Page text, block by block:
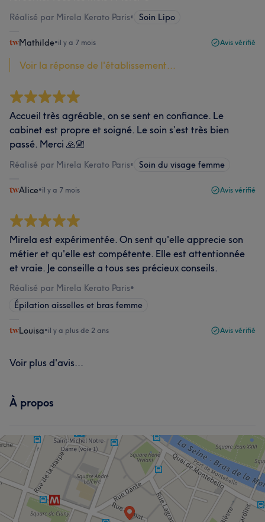
Réalisé par Mirela Kerato Paris• Soin Lipo
Mathilde•il y a 7 mois Avis vérifié
Voir la réponse de l'établissement...
Accueil très agréable, on se sent en confiance. Le
cabinet est propre et soigné. Le soin s’est très bien
passé. Merci 🙏🏼
Réalisé par Mirela Kerato Paris• Soin du visage femme
Alice•il y a 7 mois Avis vérifié
Mirela est expérimentée. On sent qu'elle apprecie son
métier et qu'elle est compétente. Elle est attentionnée
et vraie. Je conseille a tous ses précieux conseils.
Réalisé par Mirela Kerato Paris•
Épilation aisselles et bras femme
Louisa•il y a plus de 2 ans Avis vérifié
Voir plus d'avis...
À propos